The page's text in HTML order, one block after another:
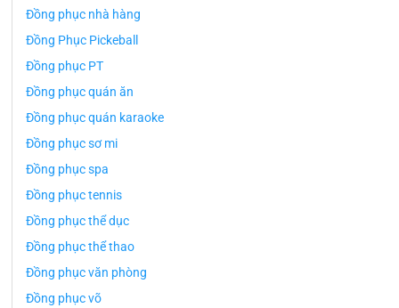
Đồng phục nhà hàng
Đồng Phục Pickeball
Đồng phục PT
Đồng phục quán ăn
Đồng phục quán karaoke
Đồng phục sơ mi
Đồng phục spa
Đồng phục tennis
Đồng phục thể dục
Đồng phục thể thao
Đồng phục văn phòng
Đồng phục võ